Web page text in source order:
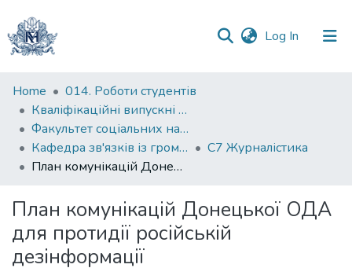
Log In (current)
Communities
&
Collections
All of DSpace
Statistics
Home
014. Роботи студентів
Кваліфікаційні випускні роботи здобувачів вищої освіти бакалаврських програм
Факультет соціальних наук і соціальних технологій
Кафедра зв'язків із громадськістю
С7 Журналістика
План комунікацій Донецької ОДА для протидії російській дезінформації
План комунікацій Донецької ОДА
для протидії російській
дезінформації